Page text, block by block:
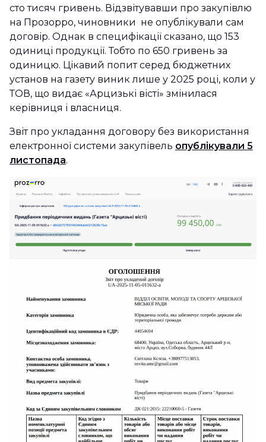
сто тисяч гривень. Відзвітувавши про закупівлю
на Прозорро, чиновники не опублікували сам
договір. Однак в специфікації сказано, що 153
одиниці продукції. Тобто по 650 гривень за
одиницю. Цікавий попит серед бюджетних
установ на газету виник лише у 2025 році, коли у
ТОВ, що видає «Арцизькі вісті» змінилася
керівниця і власниця.
Звіт про укладання договору без використання
електронної системи закупівель опублікували 5
листопада.